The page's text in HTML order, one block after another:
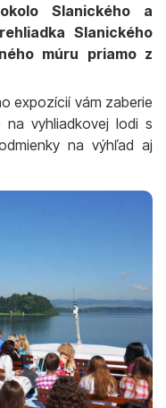
Slanického a
Slanického
múru priamo z
expozícií vám zaberie
vyhliadkovej lodi s
na výhľad aj